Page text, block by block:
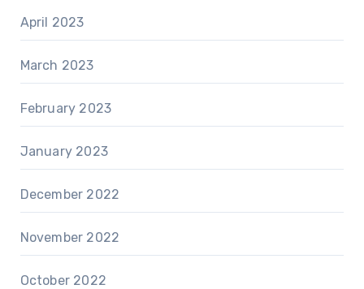
April 2023
March 2023
February 2023
January 2023
December 2022
November 2022
October 2022